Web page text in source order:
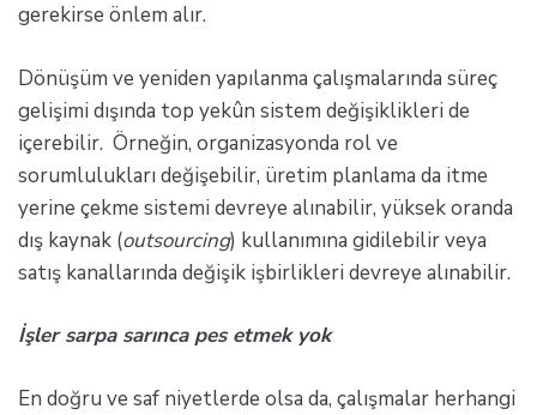
gerekirse önlem alır.
Dönüşüm ve yeniden yapılanma çalışmalarında süreç
gelişimi dışında top yekûn sistem değişiklikleri de
içerebilir. Örneğin, organizasyonda rol ve
sorumlulukları değişebilir, üretim planlama da itme
yerine çekme sistemi devreye alınabilir, yüksek oranda
dış kaynak (outsourcing) kullanımına gidilebilir veya
satış kanallarında değişik işbirlikleri devreye alınabilir.
İşler sarpa sarınca pes etmek yok
En doğru ve saf niyetlerde olsa da, çalışmalar herhangi